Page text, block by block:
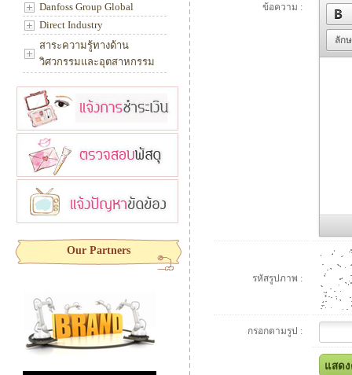
Danfoss Group Global
Direct Industry
สาระความรู้ทางด้าน
วิศวกรรมและอุตสาหกรรม
Our Partners
ข้อความ :
ลัก
รหัสรูปภาพ :
กรอกตามรูป :